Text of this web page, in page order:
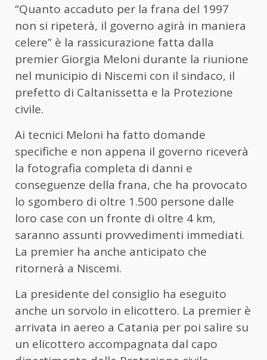
“Quanto accaduto per la frana del 1997
non si ripeterà, il governo agirà in maniera
celere” è la rassicurazione fatta dalla
premier Giorgia Meloni durante la riunione
nel municipio di Niscemi con il sindaco, il
prefetto di Caltanissetta e la Protezione
civile.
Ai tecnici Meloni ha fatto domande
specifiche e non appena il governo riceverà
la fotografia completa di danni e
conseguenze della frana, che ha provocato
lo sgombero di oltre 1.500 persone dalle
loro case con un fronte di oltre 4 km,
saranno assunti provvedimenti immediati.
La premier ha anche anticipato che
ritornerà a Niscemi.
La presidente del consiglio ha eseguito
anche un sorvolo in elicottero. La premier è
arrivata in aereo a Catania per poi salire su
un elicottero accompagnata dal capo